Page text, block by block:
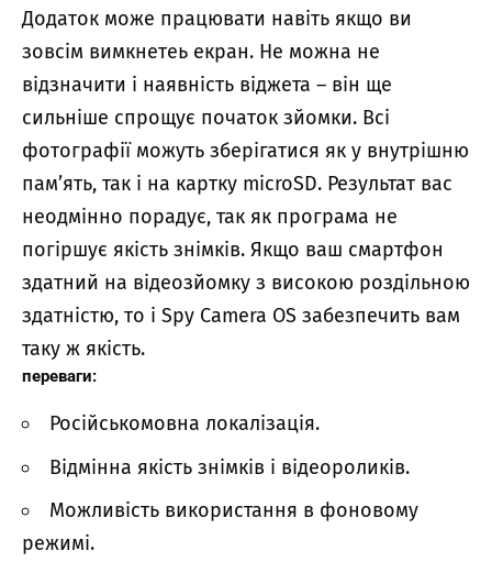
Додаток може працювати навіть якщо ви
зовсім вимкнетеь екран. Не можна не
відзначити і наявність віджета – він ще
сильніше спрощує початок зйомки. Всі
фотографії можуть зберігатися як у внутрішню
пам’ять, так і на картку microSD. Результат вас
неодмінно порадує, так як програма не
погіршує якість знімків. Якщо ваш смартфон
здатний на відеозйомку з високою роздільною
здатністю, то і Spy Camera OS забезпечить вам
таку ж якість.
переваги:
Російськомовна локалізація.
Відмінна якість знімків і відеороликів.
Можливість використання в фоновому
режимі.